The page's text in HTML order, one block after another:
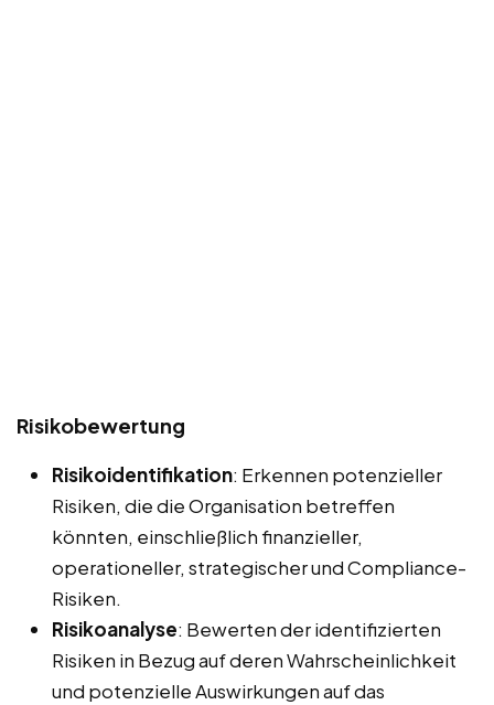
Risikobewertung
Risikoidentifikation: Erkennen potenzieller
Risiken, die die Organisation betreffen
könnten, einschließlich finanzieller,
operationeller, strategischer und Compliance-
Risiken.
Risikoanalyse: Bewerten der identifizierten
Risiken in Bezug auf deren Wahrscheinlichkeit
und potenzielle Auswirkungen auf das